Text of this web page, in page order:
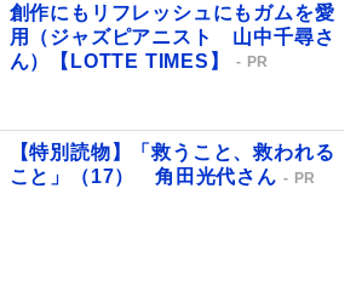
創作にもリフレッシュにもガムを愛
用（ジャズピアニスト 山中千尋さ
ん）【LOTTE TIMES】
PR
【特別読物】「救うこと、救われる
こと」（17） 角田光代さん
PR